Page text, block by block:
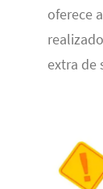
oferece
extra de